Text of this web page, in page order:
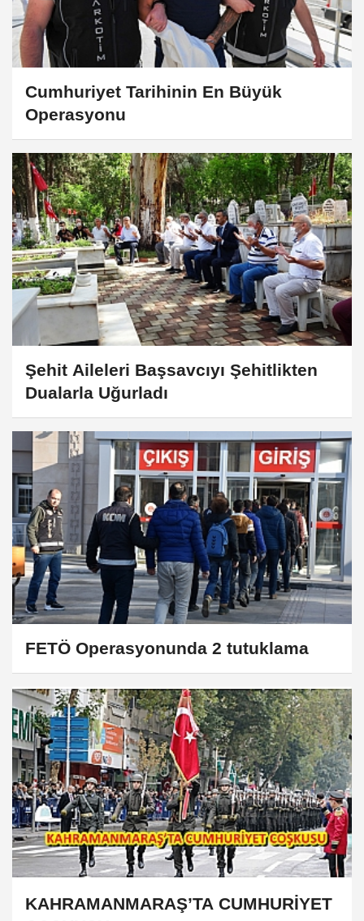
Cumhuriyet Tarihinin En Büyük
Operasyonu
Şehit Aileleri Başsavcıyı Şehitlikten
Dualarla Uğurladı
FETÖ Operasyonunda 2 tutuklama
KAHRAMANMARAŞ’TA CUMHURİYET